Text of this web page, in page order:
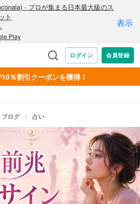
％割引クーポンを獲得！
ブログ 占い